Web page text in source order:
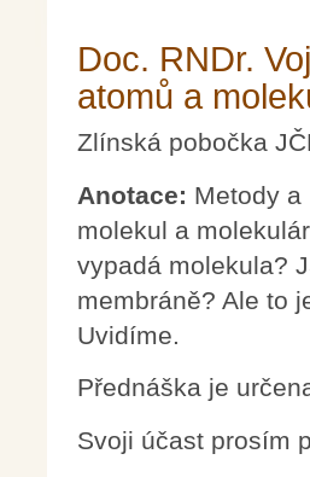
Doc. RNDr.
atomů a
Zlínská pobočka
Anotace: Metody
molekul a
vypadá molekula?
membráně? Ale to
Uvidíme.
Přednáška je
Svoji účast prosím